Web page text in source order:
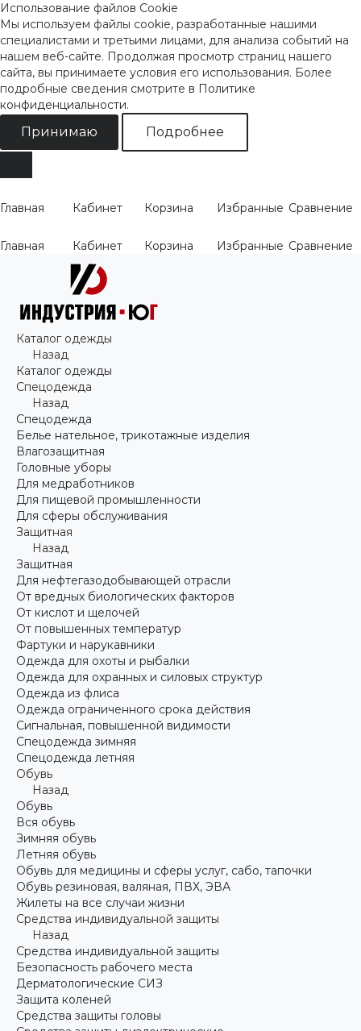
Использование файлов Cookie
Мы используем файлы cookie, разработанные нашими
специалистами и третьими лицами, для анализа событий на
нашем веб-сайте. Продолжая просмотр страниц нашего
сайта, вы принимаете условия его использования. Более
подробные сведения смотрите в Политике
конфиденциальности.
Принимаю Подробнее
Главная Кабинет Корзина Избранные Сравнение
Главная Кабинет Корзина Избранные Сравнение
Каталог одежды
Назад
Каталог одежды
Спецодежда
Назад
Спецодежда
Белье нательное, трикотажные изделия
Влагозащитная
Головные уборы
Для медработников
Для пищевой промышленности
Для сферы обслуживания
Защитная
Назад
Защитная
Для нефтегазодобывающей отрасли
От вредных биологических факторов
От кислот и щелочей
От повышенных температур
Фартуки и нарукавники
Одежда для охоты и рыбалки
Одежда для охранных и силовых структур
Одежда из флиса
Одежда ограниченного срока действия
Сигнальная, повышенной видимости
Спецодежда зимняя
Спецодежда летняя
Обувь
Назад
Обувь
Вся обувь
Зимняя обувь
Летняя обувь
Обувь для медицины и сферы услуг, сабо, тапочки
Обувь резиновая, валяная, ПВХ, ЭВА
Жилеты на все случаи жизни
Средства индивидуальной защиты
Назад
Средства индивидуальной защиты
Безопасность рабочего места
Дерматологические СИЗ
Защита коленей
Средства защиты головы